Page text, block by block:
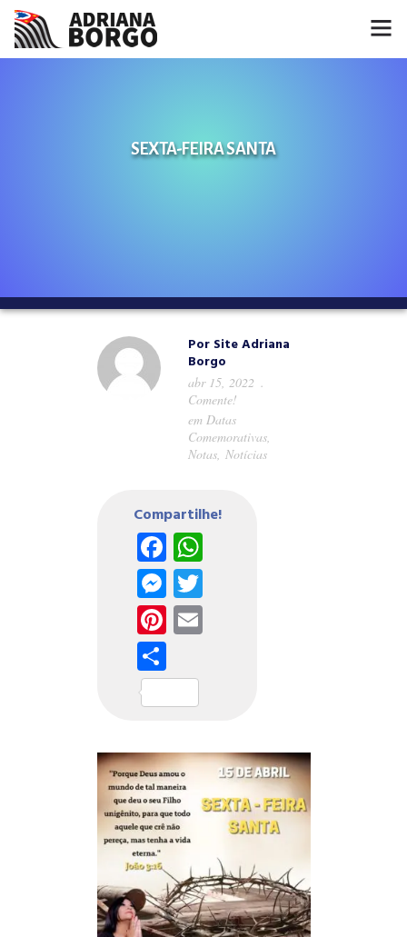
SEXTA-FEIRA SANTA
Por Site Adriana
Borgo
abr 15, 2022
Comente!
em Datas
Comemorativas,
Notas, Notícias
Compartilhe!
Facebook
WhatsApp
Messenger
Twitter
Pinterest
Email
Share